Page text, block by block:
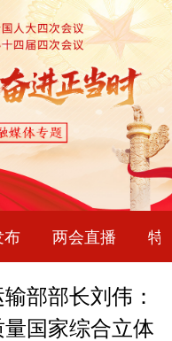
布 两会直播 特
部部长刘伟：
国家综合立体